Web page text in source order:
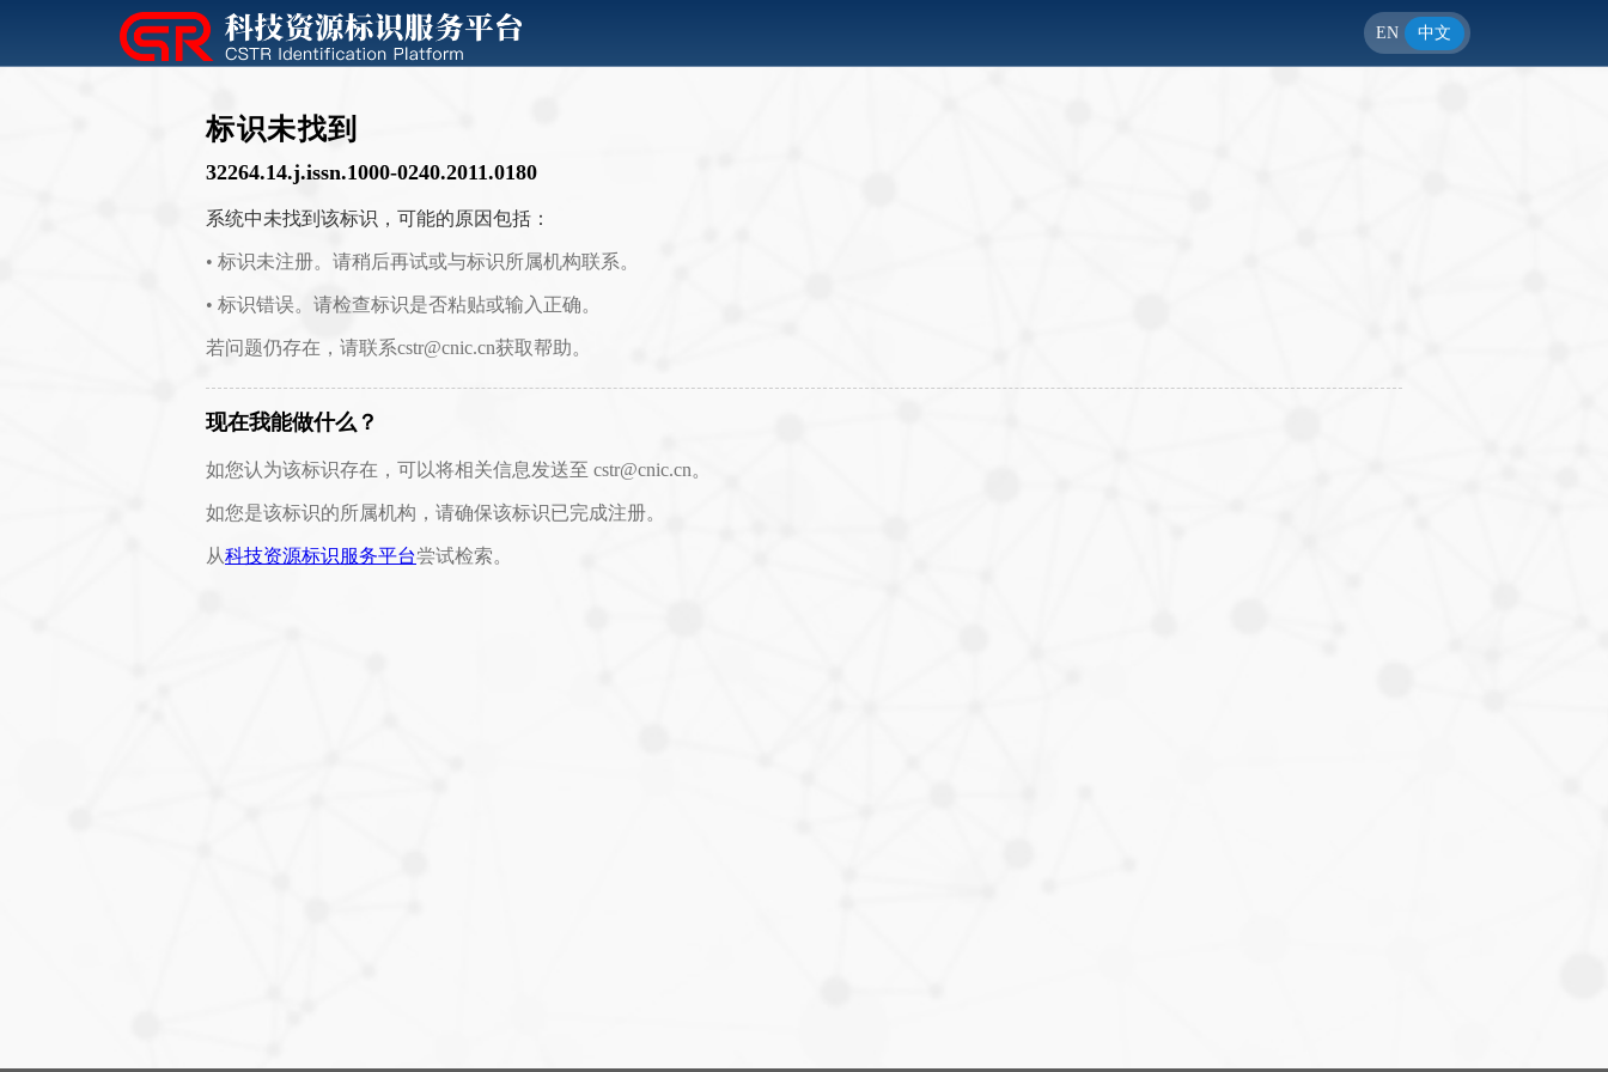
EN 中文
标识未找到
32264.14.j.issn.1000-0240.2011.0180
系统中未找到该标识，可能的原因包括：
• 标识未注册。请稍后再试或与标识所属机构联系。
• 标识错误。请检查标识是否粘贴或输入正确。
若问题仍存在，请联系cstr@cnic.cn获取帮助。
现在我能做什么？
如您认为该标识存在，可以将相关信息发送至 cstr@cnic.cn。
如您是该标识的所属机构，请确保该标识已完成注册。
从科技资源标识服务平台尝试检索。